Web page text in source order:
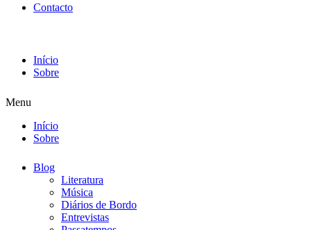
Contacto
Início
Sobre
Menu
Início
Sobre
Blog
Literatura
Música
Diários de Bordo
Entrevistas